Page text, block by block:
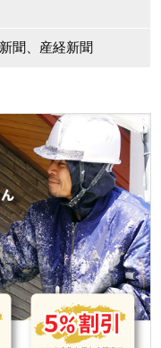
聞、産経新聞